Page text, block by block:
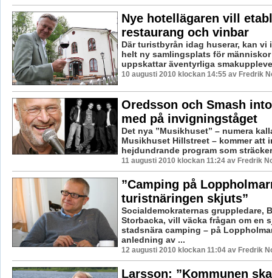
Nye hotellägaren vill
restaurang och vinbar
Där turistbyrån idag huserar, kan vi
helt ny samlingsplats för människor
uppskattar äventyrliga
10 augusti 2010 klockan 14:55 av Fredrik
Oredsson och Smash
med på invigningståget
Det nya ”Musikhuset” – numera
Musikhuset Hillstreet – kommer att
hejdundrande program som
11 augusti 2010 klockan 11:24 av Fredrik
”Camping på
turistnäringen skjuts”
Socialdemokraternas gruppledare,
Storbacka, vill väcka frågan om en
stadsnära camping – på
anledning av ...
12 augusti 2010 klockan 11:04 av Fredrik
Larsson: ”Kommunen